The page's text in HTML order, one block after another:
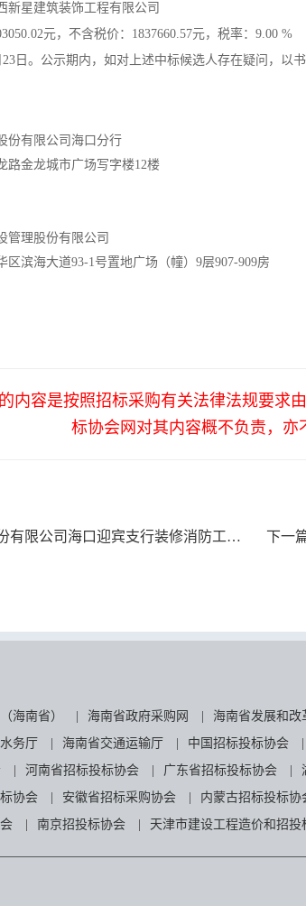
新星建筑装饰工程有限公司
元，不含税价：1837660.57元，税率：9.00 %
日。公示期内，如对上述中标候选人存在疑问，以
份有限公司海口分行
路金龙城市广场写字楼12楼
管理股份有限公司
区滨海大道93-1号置地广场（幢）9层907-909房
内容是按照招标采购有关法律法规要求
标协会网对其内容概不负责，亦
司海口迎宾支行装修消防工程中标候选人公示 下一
海南省） 海南省政府采购网 海南省发展和改
务厅 海南省交通运输厅 中国招标投标协会
河南省招标投标协会 广东省招标投标协会
协会 安徽省招标采购协会 内蒙古招标投标协
南京招投标协会 天津市建设工程造价和招投